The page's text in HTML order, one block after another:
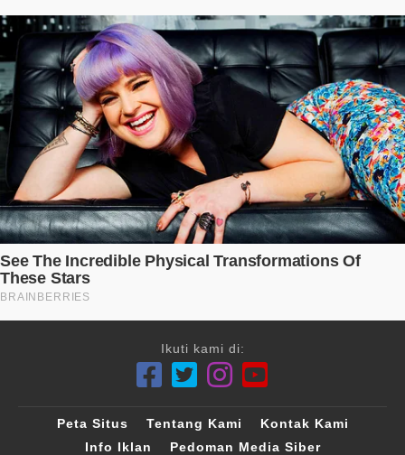
Ikuti kami di:
Peta Situs Tentang Kami
Kontak Kami
Info Iklan
Pedoman Media Siber